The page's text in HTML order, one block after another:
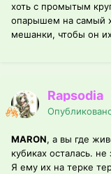
хоть с промытым
опарышем на самый
мешанки, чтобы он
Rapsodia
MARON, а вы где
кубиках осталась.
Я ему их на терке